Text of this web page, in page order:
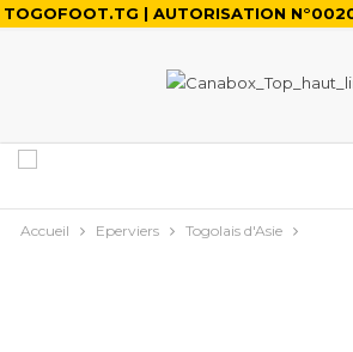
TOGOFOOT.TG | AUTORISATION
Accueil Eperviers Togolais d'Asie